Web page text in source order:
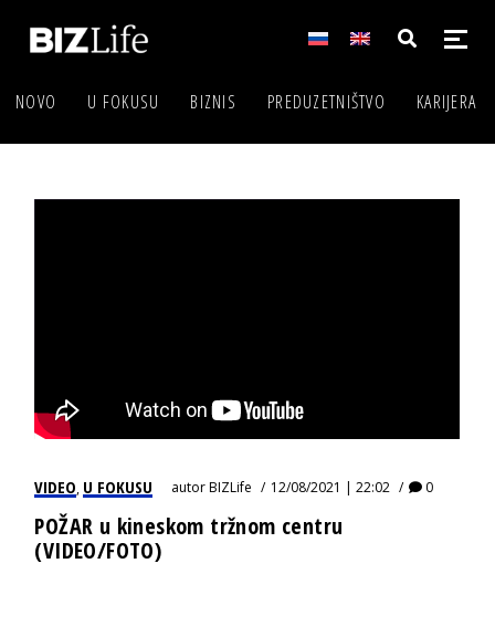
NOVO U FOKUSU BIZNIS PREDUZETNIŠTVO KARIJERA
VIDEO, U FOKUSU autorBIZLife 12/08/2021 | 22:02 0
POŽAR u kineskom tržnom centru
(VIDEO/FOTO)